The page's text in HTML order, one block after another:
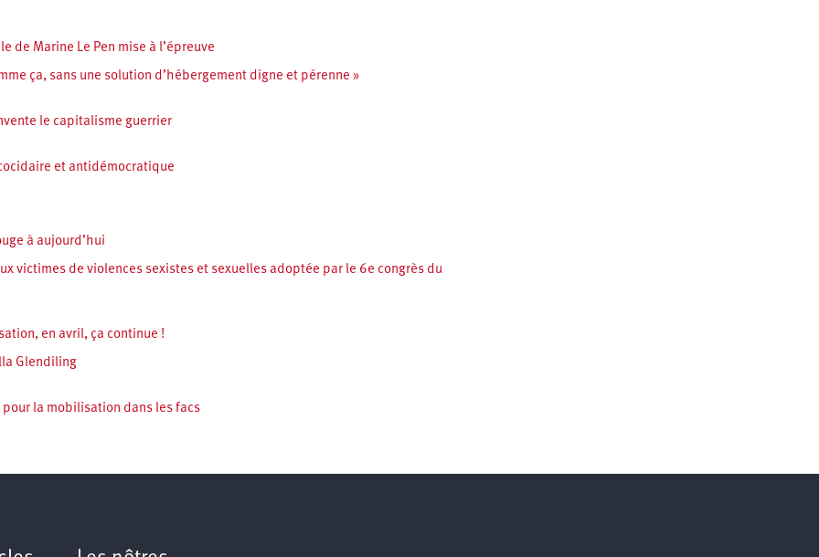
de Marine Le Pen mise à l’épreuve
ça, sans une solution d’hébergement digne et pérenne »
le capitalisme guerrier
et antidémocratique
à aujourd’hui
victimes de violences sexistes et sexuelles adoptée par le 6e congrès du
en avril, ça continue !
Glendiling
la mobilisation dans les facs